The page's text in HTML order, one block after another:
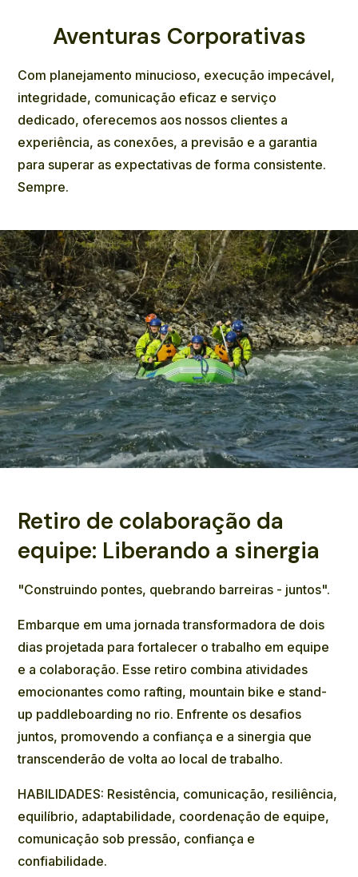
Aventuras Corporativas
Com planejamento minucioso, execução impecável,
integridade, comunicação eficaz e serviço
dedicado, oferecemos aos nossos clientes a
experiência, as conexões, a previsão e a garantia
para superar as expectativas de forma consistente.
Sempre.
Retiro de colaboração da
equipe: Liberando a sinergia
"Construindo pontes, quebrando barreiras - juntos".
Embarque em uma jornada transformadora de dois
dias projetada para fortalecer o trabalho em equipe
e a colaboração. Esse retiro combina atividades
emocionantes como rafting, mountain bike e stand-
up paddleboarding no rio. Enfrente os desafios
juntos, promovendo a confiança e a sinergia que
transcenderão de volta ao local de trabalho.
HABILIDADES: Resistência, comunicação, resiliência,
equilíbrio, adaptabilidade, coordenação de equipe,
comunicação sob pressão, confiança e
confiabilidade.